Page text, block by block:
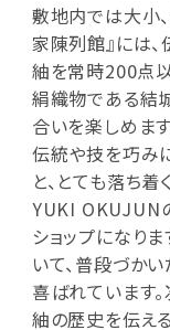
敷地内では大小
家陳列館』には
紬を常時200点
絹織物である結
合いを楽しめま
伝統や技を巧み
と、とても落ち着
YUKI OKUJUN
ショップになり
いて、普段づか
喜ばれています
紬の歴史を伝え